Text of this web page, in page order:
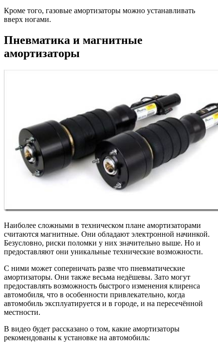
Кроме того, газовые амортизаторы можно устанавливать
вверх ногами.
Пневматика и магнитные
амортизаторы
Наиболее сложными в техническом плане амортизаторами
считаются магнитные. Они обладают электронной начинкой.
Безусловно, риски поломки у них значительно выше. Но и
предоставляют они уникальные технические возможности.
С ними может соперничать разве что пневматические
амортизаторы. Они также весьма недёшевы. Зато могут
предоставлять возможность быстрого изменения клиренса
автомобиля, что в особенности привлекательно, когда
автомобиль эксплуатируется и в городе, и на пересечённой
местности.
В видео будет рассказано о том, какие амортизаторы
рекомендованы к установке на автомобиль: